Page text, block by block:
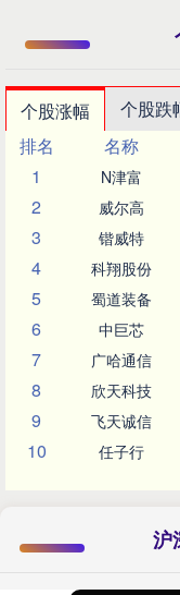
个股涨幅 个股跌
排名
名称
1
N津富
2 威尔高
3 锴威特
4 科翔股份
5 蜀道装备
6 中巨芯
7 广哈通信
8 欣天科技
9 飞天诚信
10 任子行
沪